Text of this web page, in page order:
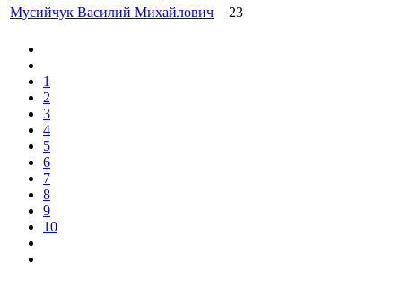
Мусийчук Василий Михайлович
23
1
2
3
4
5
6
7
8
9
10